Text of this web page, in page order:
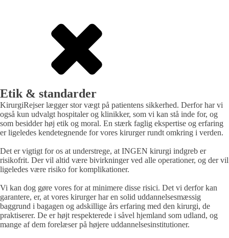
Etik & standarder
KirurgiRejser lægger stor vægt på patientens sikkerhed. Derfor har vi
også kun udvalgt hospitaler og klinikker, som vi kan stå inde for, og
som besidder høj etik og moral. En stærk faglig ekspertise og erfaring
er ligeledes kendetegnende for vores kirurger rundt omkring i verden.
Det er vigtigt for os at understrege, at INGEN kirurgi indgreb er
risikofrit. Der vil altid være bivirkninger ved alle operationer, og der vil
ligeledes være risiko for komplikationer.
Vi kan dog gøre vores for at minimere disse risici. Det vi derfor kan
garantere, er, at vores kirurger har en solid uddannelsesmæssig
baggrund i bagagen og adskillige års erfaring med den kirurgi, de
praktiserer. De er højt respekterede i såvel hjemland som udland, og
mange af dem forelæser på højere uddannelsesinstitutioner.